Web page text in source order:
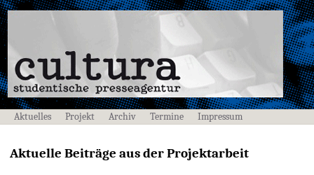
Aktuelles Projekt Archiv Termine Impressum
Aktuelle Beiträge aus der Projektarbeit